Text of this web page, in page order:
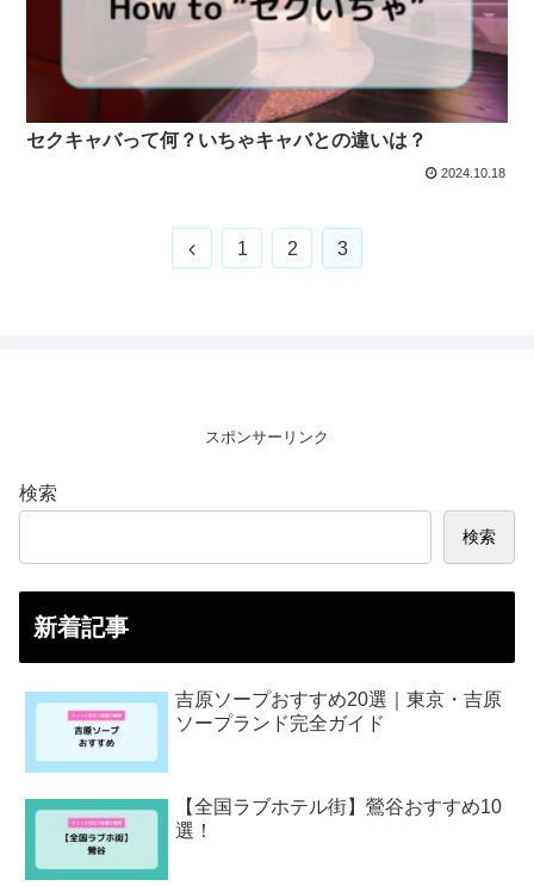
セクキャバって何？いちゃキャバとの違いは？
2024.10.18
前
1 2 3
スポンサーリンク
検索
検索
新着記事
吉原ソープおすすめ20選｜東京・吉原
ソープランド完全ガイド
【全国ラブホテル街】鶯谷おすすめ10
選！